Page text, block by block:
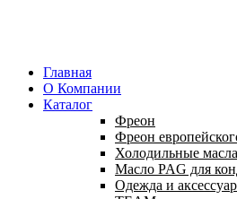
Главная
О Компании
Каталог
Фреон
Фреон
Холодильные масла
Масло PAG для
Одежда и